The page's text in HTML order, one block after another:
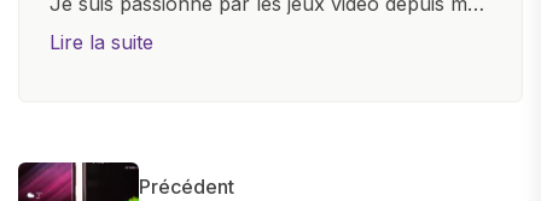
plus jeune âge. Mon amour pour l'univers
et bien d'autres gadgets technologiques. Armé
Lire la suite
Précédent